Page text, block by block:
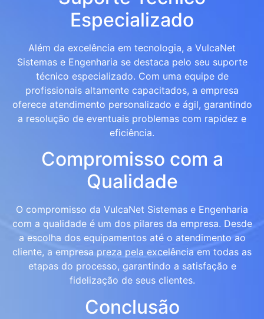
Especializado
Além da excelência em tecnologia, a VulcaNet
Sistemas e Engenharia se destaca pelo seu suporte
técnico especializado. Com uma equipe de
profissionais altamente capacitados, a empresa
oferece atendimento personalizado e ágil, garantindo
a resolução de eventuais problemas com rapidez e
eficiência.
Compromisso com a
Qualidade
O compromisso da VulcaNet Sistemas e Engenharia
com a qualidade é um dos pilares da empresa. Desde
a escolha dos equipamentos até o atendimento ao
cliente, a empresa preza pela excelência em todas as
etapas do processo, garantindo a satisfação e
fidelização de seus clientes.
Conclusão